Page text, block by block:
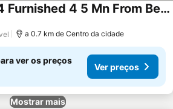
Kylians Dream T4 Furnished 4 5 Mn From Beaches Pérols
a 0.7 km de Centro da cidade
ver os preços
Ver preços
Mostrar mais